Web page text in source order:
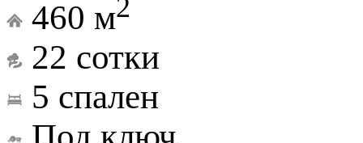
460 м2
22 сотки
5 спален